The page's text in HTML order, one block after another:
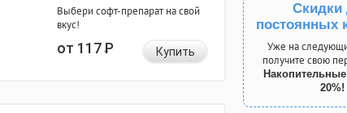
Выбери софт-препарат на свой
вкус!
от 117Р Купить
Скидки
постоянных
Уже на
получите свою
20%!